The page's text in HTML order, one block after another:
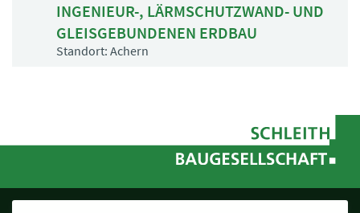
INGENIEUR-, LÄRMSCHUTZWAND- UND
GLEISGEBUNDENEN ERDBAU
Standort: Achern